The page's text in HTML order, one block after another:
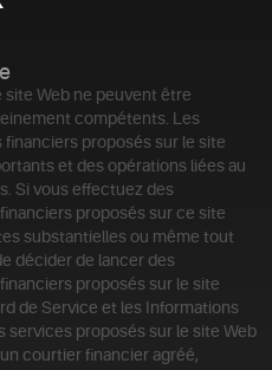
site Web ne peuvent être
compétents. Les
proposés sur le site
et des opérations liées au
Si vous effectuez des
proposés sur ce site
substantielles ou même tout
décider de lancer des
proposés sur le site
de Service et les Informations
services proposés sur le site Web
courtier financier agréé,